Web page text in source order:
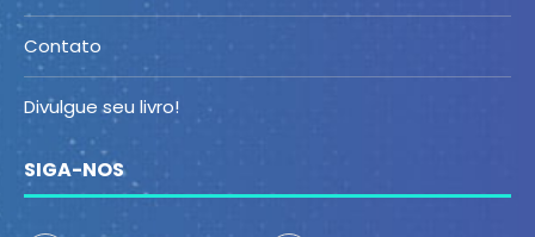
Contato
Divulgue seu livro!
SIGA-NOS